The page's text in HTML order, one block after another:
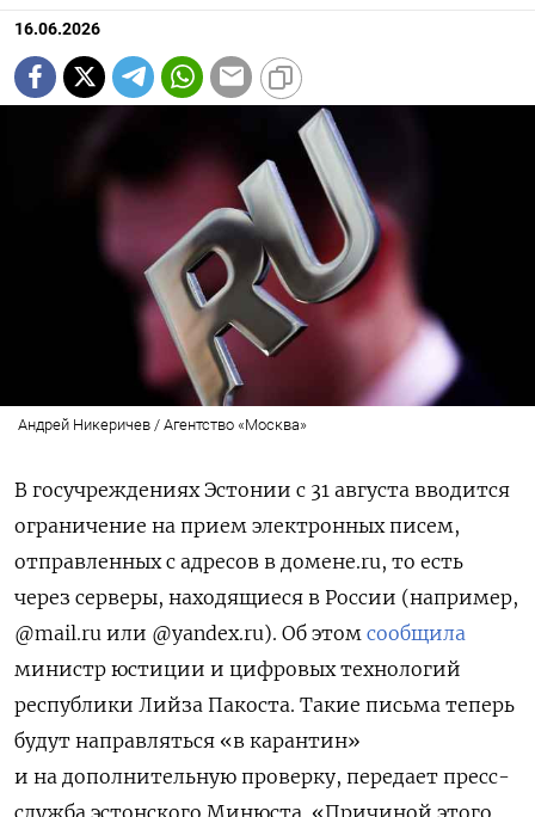
16.06.2026
Андрей Никеричев / Агентство «Москва»
В госучреждениях Эстонии с 31 августа вводится
ограничение на прием электронных писем,
отправленных с адресов в домене.ru, то есть
через серверы, находящиеся в России (например,
@mail.ru или @yandex.ru). Об этом сообщила
министр юстиции и цифровых технологий
республики Лийза Пакоста. Такие письма теперь
будут направляться «в карантин»
и на дополнительную проверку, передает пресс-
служба эстонского Минюста. «Причиной этого